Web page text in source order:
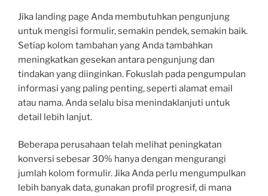
Jika landing page Anda membutuhkan pengunjung
untuk mengisi formulir, semakin pendek, semakin baik.
Setiap kolom tambahan yang Anda tambahkan
meningkatkan gesekan antara pengunjung dan
tindakan yang diinginkan. Fokuslah pada pengumpulan
informasi yang paling penting, seperti alamat email
atau nama. Anda selalu bisa menindaklanjuti untuk
detail lebih lanjut.
Beberapa perusahaan telah melihat peningkatan
konversi sebesar 30% hanya dengan mengurangi
jumlah kolom formulir. Jika Anda perlu mengumpulkan
lebih banyak data, gunakan profil progresif, di mana